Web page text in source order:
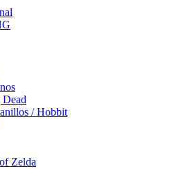
/ Hobbit
Zelda